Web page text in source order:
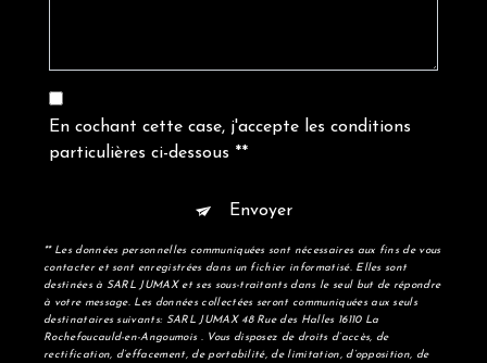
En cochant cette case, j'accepte les conditions
particulières ci-dessous **
Envoyer
** Les données personnelles communiquées sont nécessaires aux fins de vous
contacter et sont enregistrées dans un fichier informatisé. Elles sont
destinées à SARL JUMAX et ses sous-traitants dans le seul but de répondre
à votre message. Les données collectées seront communiquées aux seuls
destinataires suivants: SARL JUMAX 48 Rue des Halles 16110 La
Rochefoucauld-en-Angoumois . Vous disposez de droits d’accès, de
rectification, d’effacement, de portabilité, de limitation, d’opposition, de